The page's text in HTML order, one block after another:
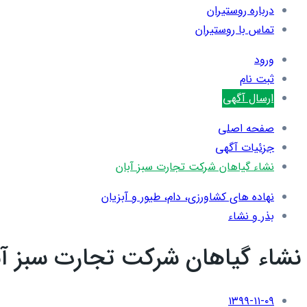
درباره روستیران
تماس با روستیران
ورود
ثبت نام
ارسال آگهی
صفحه اصلی
جزئیات آگهی
نشاء گیاهان شرکت تجارت سبز آبان
نهاده های کشاورزی، دام، طيور و آبزيان
بذر و نشاء
نشاء گیاهان شرکت تجارت سبز
۱۳۹۹-۱۱-۰۹